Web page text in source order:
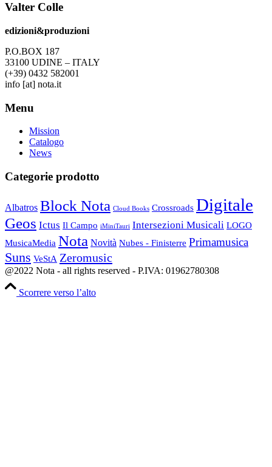
Valter Colle
edizioni&produzioni
P.O.BOX 187
33100 UDINE – ITALY
(+39) 0432 582001
info [at] nota.it
Menu
Mission
Catalogo
News
Categorie prodotto
Albatros Block Nota Cloud Books Crossroads Digitale
Geos Ictus Il Campo iMiniTauri Intersezioni Musicali LOGO
MusicaMedia Nota Novità Nubes - Finisterre Primamusica
Suns VeStA Zeromusic
@2022 Nota - all rights reserved - P.IVA: 01962780308
Scorrere verso l’alto